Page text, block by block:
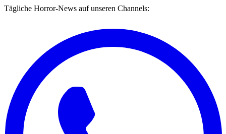
Tägliche Horror-News auf unseren Channels: